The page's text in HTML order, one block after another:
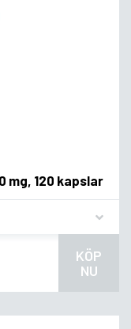
mg, 120 kapslar
KÖP
NU